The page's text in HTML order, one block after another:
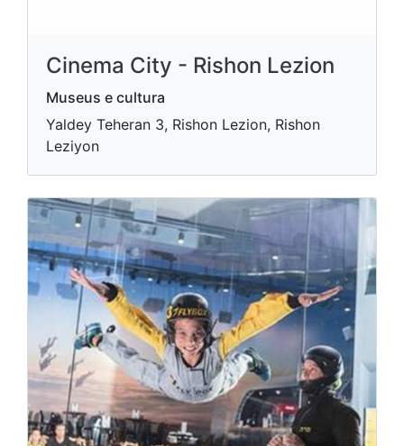
Cinema City - Rishon Lezion
Museus e cultura
Yaldey Teheran 3, Rishon Lezion, Rishon
Leziyon